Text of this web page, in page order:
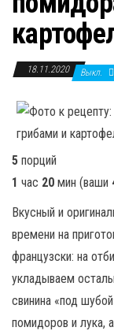
18.11.2020 Выкл.
5 порций
1 час 20 мин (ваши
Вкусный и
времени на
французски: на
укладываем
свинина «под
помидоров и лука,